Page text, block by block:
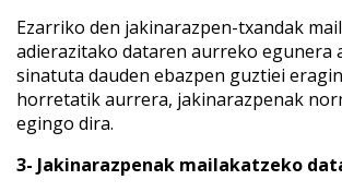
Ezarriko den jakinarazpen-txandak
adierazitako dataren aurreko egunera
sinatuta dauden ebazpen guztiei
horretatik aurrera, jakinarazpenak
egingo dira.
3- Jakinarazpenak mailakatzeko